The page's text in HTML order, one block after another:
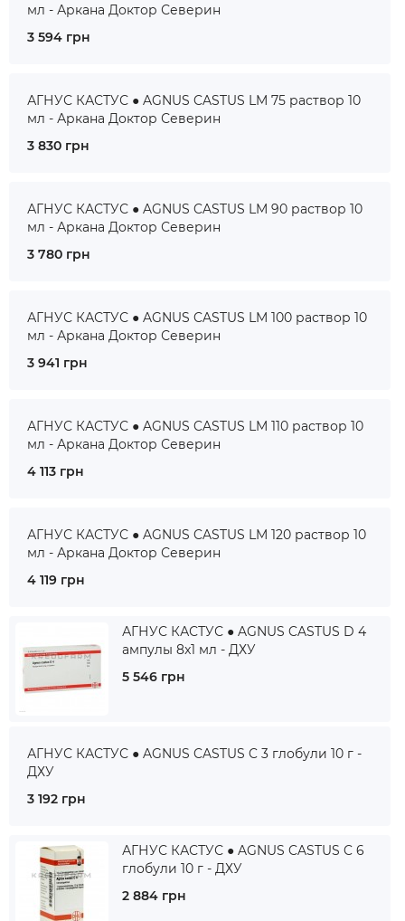
мл - Аркана Доктор Северин
3 594 грн
АГНУС КАСТУС ● AGNUS CASTUS LM 75 раствор 10
мл - Аркана Доктор Северин
3 830 грн
АГНУС КАСТУС ● AGNUS CASTUS LM 90 раствор 10
мл - Аркана Доктор Северин
3 780 грн
АГНУС КАСТУС ● AGNUS CASTUS LM 100 раствор 10
мл - Аркана Доктор Северин
3 941 грн
АГНУС КАСТУС ● AGNUS CASTUS LM 110 раствор 10
мл - Аркана Доктор Северин
4 113 грн
АГНУС КАСТУС ● AGNUS CASTUS LM 120 раствор 10
мл - Аркана Доктор Северин
4 119 грн
АГНУС КАСТУС ● AGNUS CASTUS D 4
ампулы 8x1 мл - ДХУ
5 546 грн
АГНУС КАСТУС ● AGNUS CASTUS C 3 глобули 10 г -
ДХУ
3 192 грн
АГНУС КАСТУС ● AGNUS CASTUS C 6
глобули 10 г - ДХУ
2 884 грн